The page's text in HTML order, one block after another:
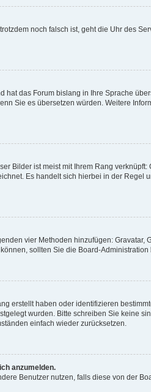
noch falsch ist, geht die Uhr des
das Forum bislang in Ihre Sprache
Sie es übersetzen würden. Weitere
Bilder ist meist mit Ihrem Rang
Es handelt sich hierbei in der
vier Methoden hinzufügen:
sollten Sie die Board-Administration
erstellt haben oder identifizieren
wurden. Bitte schreiben Sie keine
einfach wieder zurücksetzen.
anzumelden.
Benutzer nutzen, falls diese von der